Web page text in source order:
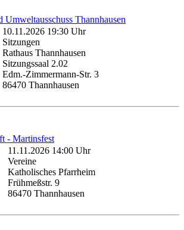
Umweltausschuss Thannhausen
10.11.2026 19:30 Uhr
Sitzungen
Rathaus Thannhausen
Sitzungssaal 2.02
Edm.-Zimmermann-Str. 3
86470 Thannhausen
- Martinsfest
11.11.2026 14:00 Uhr
Vereine
Katholisches Pfarrheim
Frühmeßstr. 9
86470 Thannhausen